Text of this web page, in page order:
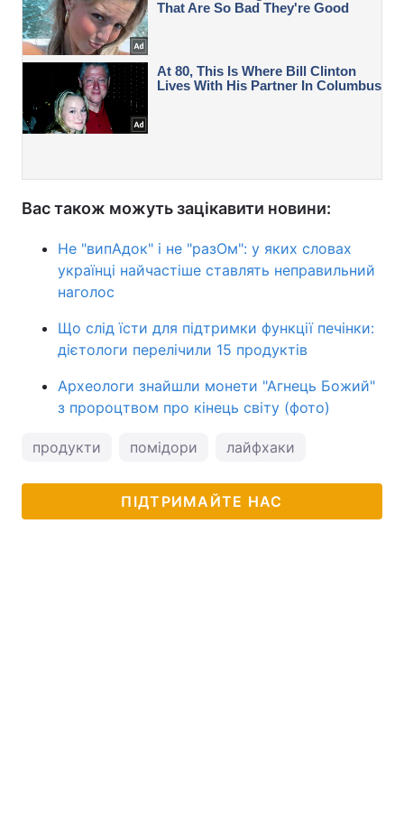
Вас також можуть зацікавити новини:
Не "випАдок" і не "разОм": у яких словах
українці найчастіше ставлять неправильний
наголос
Що слід їсти для підтримки функції печінки:
дієтологи перелічили 15 продуктів
Археологи знайшли монети "Агнець Божий"
з пророцтвом про кінець світу (фото)
продукти помідори лайфхаки
ПІДТРИМАЙТЕ НАС